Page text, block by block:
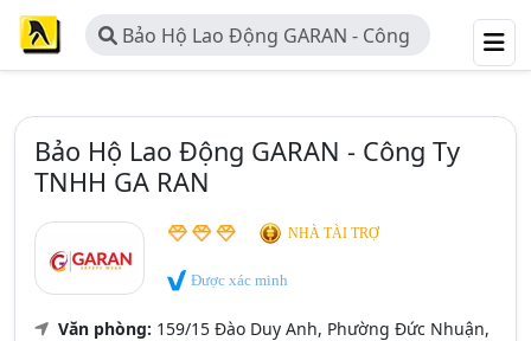
Bảo Hộ Lao Động GARAN - Công
Ty TNHH GA RAN
Bảo Hộ Lao Động GARAN - Công Ty
TNHH GA RAN
NHÀ TÀI TRỢ
Được xác minh
Văn phòng: 159/15 Đào Duy Anh, Phường Đức Nhuận,